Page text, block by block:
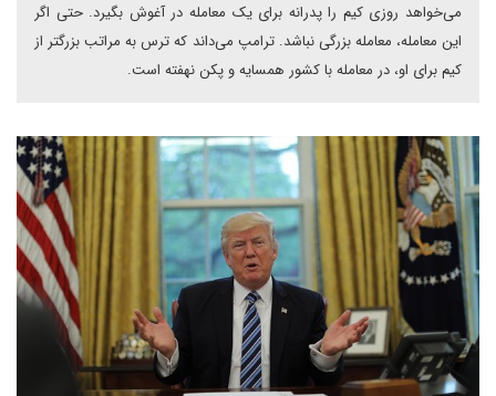
می‌خواهد روزی کیم را پدرانه برای یک معامله در آغوش بگیرد. حتی اگر
این معامله، معامله بزرگی نباشد. ترامپ می‌داند که ترس به مراتب بزرگتر از
کیم برای او، در معامله با کشور همسایه و پکن نهفته است.